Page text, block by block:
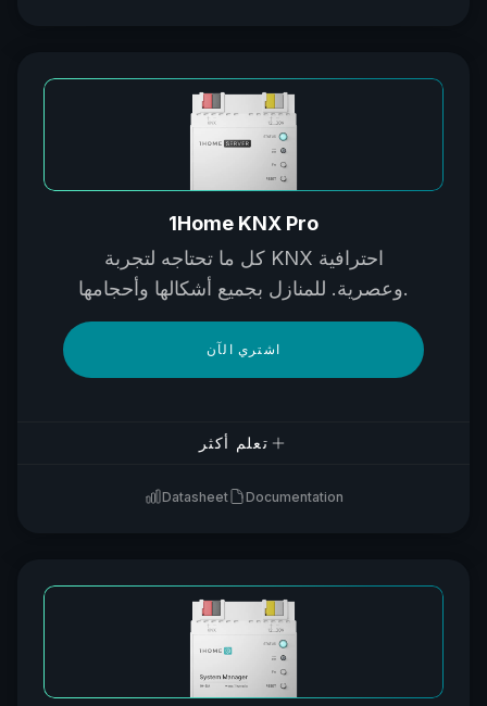
1Home KNX Pro
كل ما تحتاجه لتجربة KNX احترافية
وعصرية. للمنازل بجميع أشكالها وأحجامها.
اشتري الآن
تعلم أكثر
Datasheet Documentation